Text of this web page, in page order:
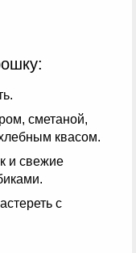
сметаной,
квасом.
и свежие
с